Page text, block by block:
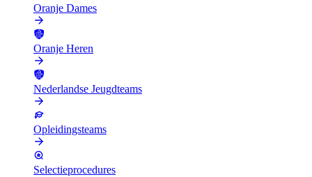
Oranje Dames
Oranje Heren
Nederlandse Jeugdteams
Opleidingsteams
Selectieprocedures